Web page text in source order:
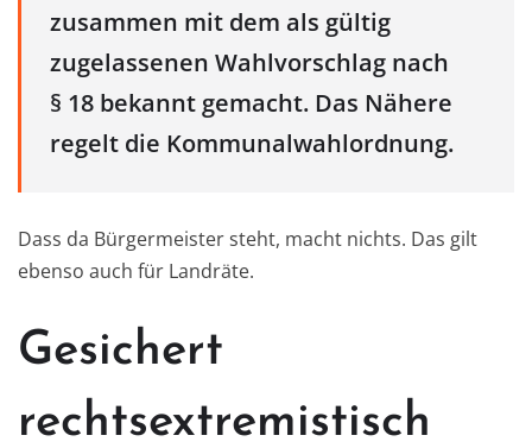
zusammen mit dem als gültig
zugelassenen Wahlvorschlag nach
§ 18 bekannt gemacht. Das Nähere
regelt die Kommunalwahlordnung.
Dass da Bürgermeister steht, macht nichts. Das gilt
ebenso auch für Landräte.
Gesichert
rechtsextremistisch